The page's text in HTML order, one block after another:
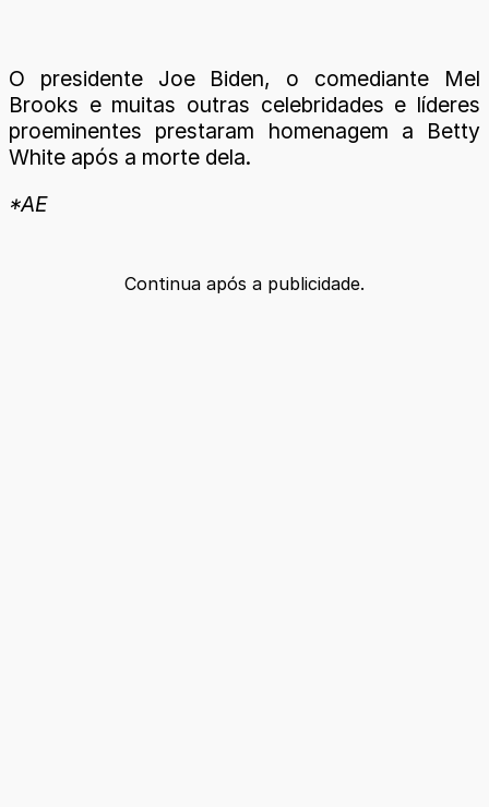
O presidente Joe Biden, o comediante Mel
Brooks e muitas outras celebridades e líderes
proeminentes prestaram homenagem a Betty
White após a morte dela.
*AE
Continua após a publicidade.